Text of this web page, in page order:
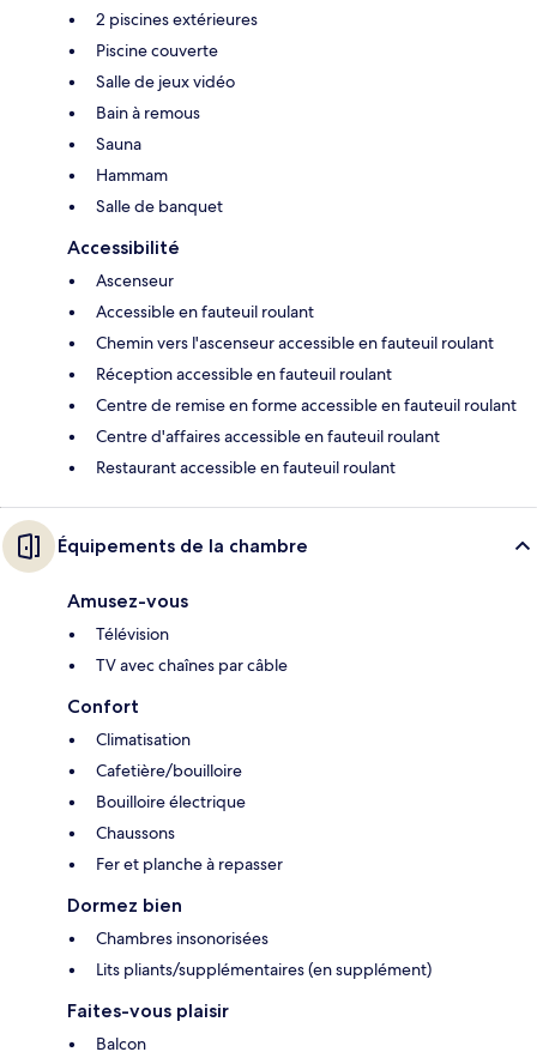
2 piscines extérieures
Piscine couverte
Salle de jeux vidéo
Bain à remous
Sauna
Hammam
Salle de banquet
Accessibilité
Ascenseur
Accessible en fauteuil roulant
Chemin vers l'ascenseur accessible en fauteuil roulant
Réception accessible en fauteuil roulant
Centre de remise en forme accessible en fauteuil roulant
Centre d'affaires accessible en fauteuil roulant
Restaurant accessible en fauteuil roulant
Équipements de la chambre
Amusez-vous
Télévision
TV avec chaînes par câble
Confort
Climatisation
Cafetière/bouilloire
Bouilloire électrique
Chaussons
Fer et planche à repasser
Dormez bien
Chambres insonorisées
Lits pliants/supplémentaires (en supplément)
Faites-vous plaisir
Balcon